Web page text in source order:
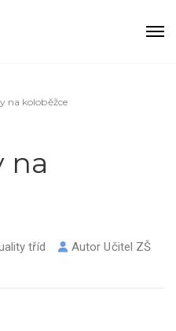
na koloběžce
na
tříd AutorUčitel ZŠ